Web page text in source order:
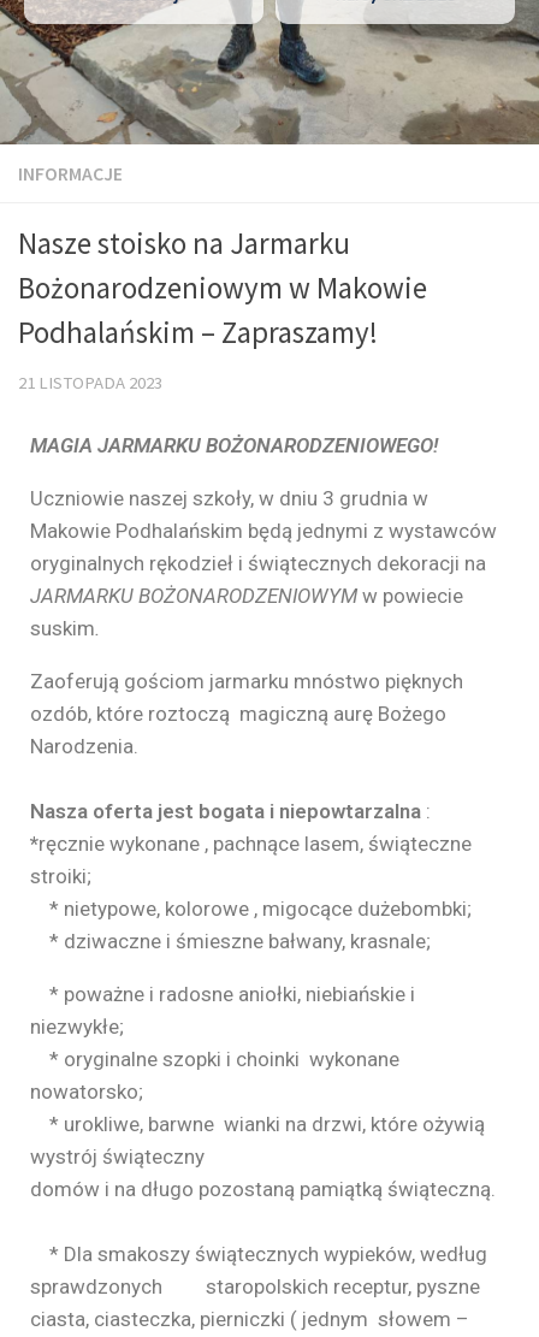
INFORMACJE
Nasze stoisko na Jarmarku
Bożonarodzeniowym w Makowie
Podhalańskim – Zapraszamy!
21 LISTOPADA 2023
MAGIA JARMARKU BOŻONARODZENIOWEGO!
Uczniowie naszej szkoły, w dniu 3 grudnia w
Makowie Podhalańskim będą jednymi z wystawców
oryginalnych rękodzieł i świątecznych dekoracji na
JARMARKU BOŻONARODZENIOWYM w powiecie
suskim
Zaoferują gościom jarmarku mnóstwo pięknych
ozdób, które roztoczą magiczną aurę Bożego
Narodzenia.
Nasza oferta jest bogata i niepowtarzalna :
*ręcznie wykonane , pachnące lasem, świąteczne
stroiki;
* nietypowe, kolorowe , migocące dużebombki;
* dziwaczne i śmieszne bałwany, krasnale;
* poważne i radosne aniołki, niebiańskie i
niezwykłe;
* oryginalne szopki i choinki wykonane
nowatorsko;
* urokliwe, barwne wianki na drzwi, które ożywią
wystrój świąteczny
domów i na długo pozostaną pamiątką świąteczną.
* Dla smakoszy świątecznych wypieków, według
sprawdzonych staropolskich receptur, pyszne
ciasta, ciasteczka, pierniczki ( jednym słowem –